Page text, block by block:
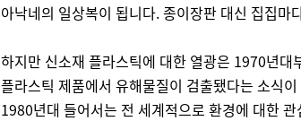
아낙네의 일상복이 됩니다. 종이장판 대신 집집마
하지만 신소재 플라스틱에 대한 열광은 1970년대
플라스틱 제품에서 유해물질이 검출됐다는 소식
1980년대 들어서는 전 세계적으로 환경에 대한